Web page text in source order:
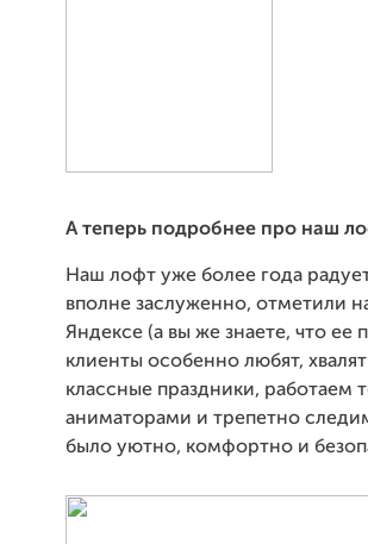
А теперь подробнее про наш
Наш лофт уже более года
вполне заслуженно, отметили
Яндексе (а вы же знаете, что
клиенты особенно любят,
классные праздники,
аниматорами и трепетно
было уютно, комфортно и